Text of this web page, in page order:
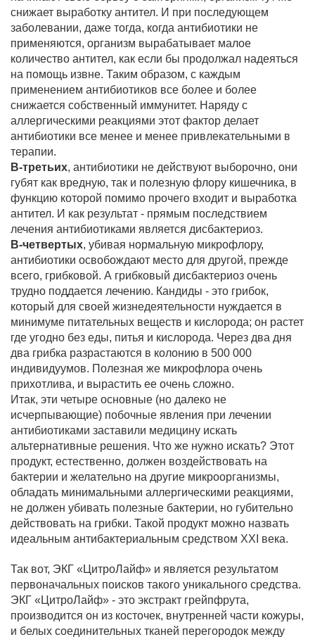
снижает выработку антител. И при последующем
заболевании, даже тогда, когда антибиотики не
применяются, организм вырабатывает малое
количество антител, как если бы продолжал надеяться
на помощь извне. Таким образом, с каждым
применением антибиотиков все более и более
снижается собственный иммунитет. Наряду с
аллергическими реакциями этот фактор делает
антибиотики все менее и менее привлекательными в
терапии.
В-третьих, антибиотики не действуют выборочно, они
губят как вредную, так и полезную флору кишечника, в
функцию которой помимо прочего входит и выработка
антител. И как результат - прямым последствием
лечения антибиотиками является дисбактериоз.
В-четвертых, убивая нормальную микрофлору,
антибиотики освобождают место для другой, прежде
всего, грибковой. А грибковый дисбактериоз очень
трудно поддается лечению. Кандиды - это грибок,
который для своей жизнедеятельности нуждается в
минимуме питательных веществ и кислорода; он растет
где угодно без еды, питья и кислорода. Через два дня
два грибка разрастаются в колонию в 500 000
индивидуумов. Полезная же микрофлора очень
прихотлива, и вырастить ее очень сложно.
Итак, эти четыре основные (но далеко не
исчерпывающие) побочные явления при лечении
антибиотиками заставили медицину искать
альтернативные решения. Что же нужно искать? Этот
продукт, естественно, должен воздействовать на
бактерии и желательно на другие микроорганизмы,
обладать минимальными аллергическими реакциями,
не должен убивать полезные бактерии, но губительно
действовать на грибки. Такой продукт можно назвать
идеальным антибактериальным средством XXI века.
Так вот, ЭКГ «ЦитроЛайф» и является результатом
первоначальных поисков такого уникального средства.
ЭКГ «ЦитроЛайф» - это экстракт грейпфрута,
производится он из косточек, внутренней части кожуры,
и белых соединительных тканей перегородок между